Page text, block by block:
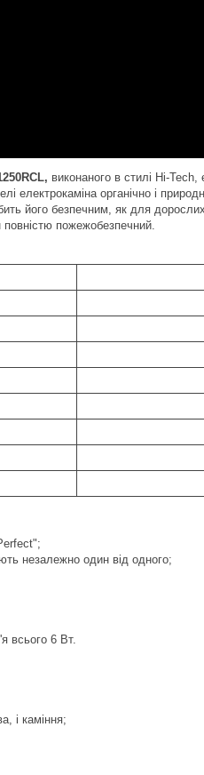
виконаного в стилі Hi-
електрокаміна органічно і
його безпечним, як для
пожежобезпечний.
незалежно один від одного;
всього 6 Вт.
і каміння;